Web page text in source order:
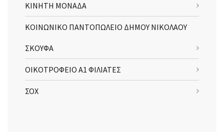
ΚΙΝΗΤΗ ΜΟΝΑΔΑ
ΚΟΙΝΩΝΙΚΟ ΠΑΝΤΟΠΩΛΕΙΟ ΔΗΜΟΥ ΝΙΚΟΛΑΟΥ
ΣΚΟΥΦΑ
ΟΙΚΟΤΡΟΦΕΙΟ Α1 ΦΙΛΙΑΤΕΣ
ΣΟΧ